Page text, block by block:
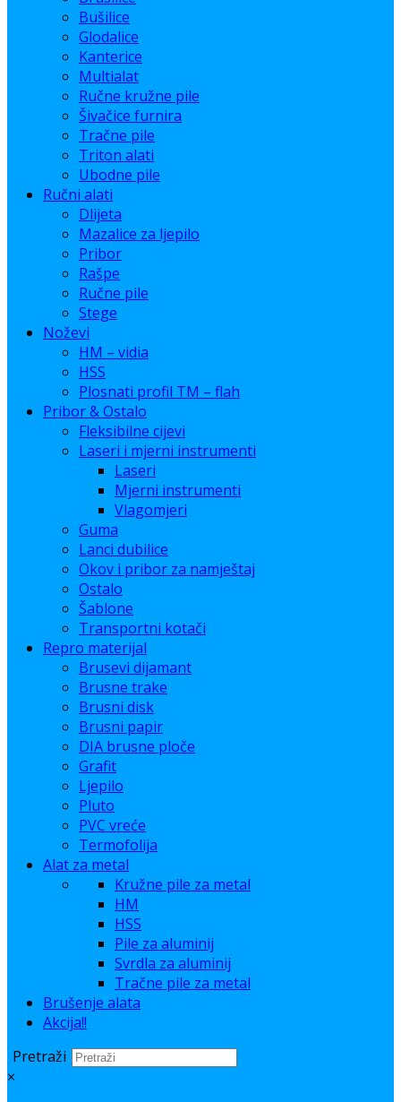
Bušilice
Glodalice
Kanterice
Multialat
Ručne kružne pile
Šivačice furnira
Tračne pile
Triton alati
Ubodne pile
Ručni alati
Dlijeta
Mazalice za ljepilo
Pribor
Rašpe
Ručne pile
Stege
Noževi
HM – vidia
HSS
Plosnati profil TM – flah
Pribor & Ostalo
Fleksibilne cijevi
Laseri i mjerni instrumenti
Laseri
Mjerni instrumenti
Vlagomjeri
Guma
Lanci dubilice
Okov i pribor za namještaj
Ostalo
Šablone
Transportni kotači
Repro materijal
Brusevi dijamant
Brusne trake
Brusni disk
Brusni papir
DIA brusne ploče
Grafit
Ljepilo
Pluto
PVC vreće
Termofolija
Alat za metal
Kružne pile za metal
HM
HSS
Pile za aluminij
Svrdla za aluminij
Tračne pile za metal
Brušenje alata
Akcija!!
Pretraži
×